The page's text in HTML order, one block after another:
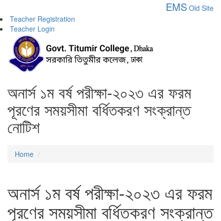
EMS Old Site
Teacher Registration
Teacher Login
অনার্স ১ম বর্ষ পরীক্ষা-২০২৩ এর ফরম
পূরণের সময়সীমা বর্ধিতকরণ সংক্রান্ত
নোটিশ
Home
অনার্স ১ম বর্ষ পরীক্ষা-২০২৩ এর ফরম
পূরণের সময়সীমা বর্ধিতকরণ সংক্রান্ত